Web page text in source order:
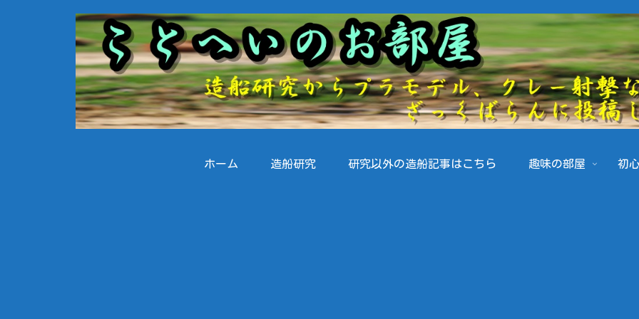
ホーム 造船研究 研究以外の造船記事はこちら 趣味の部屋 初